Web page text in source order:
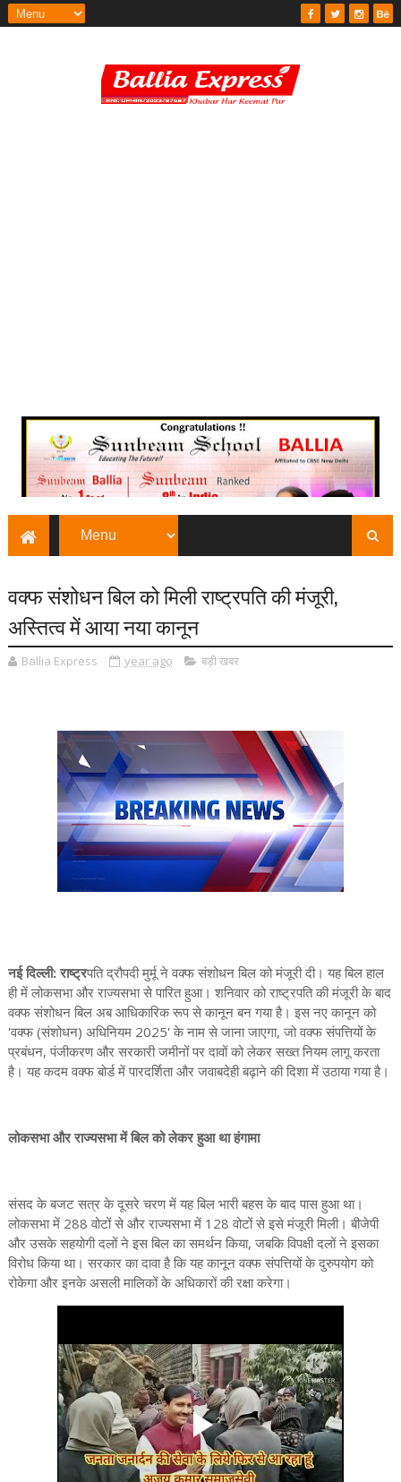
वक्फ संशोधन बिल को मिली राष्ट्रपति की मंजूरी,
अस्तित्व में आया नया कानून
Ballia Express year ago बड़ी खबर
नई दिल्ली: राष्ट्रपति द्रौपदी मुर्मू ने वक्फ संशोधन बिल को मंजूरी दी। यह बिल हाल
ही में लोकसभा और राज्यसभा से पारित हुआ। शनिवार को राष्ट्रपति की मंजूरी के बाद
वक्फ संशोधन बिल अब आधिकारिक रूप से कानून बन गया है। इस नए कानून को
'वक्फ (संशोधन) अधिनियम 2025' के नाम से जाना जाएगा, जो वक्फ संपत्तियों के
प्रबंधन, पंजीकरण और सरकारी जमीनों पर दावों को लेकर सख्त नियम लागू करता
है। यह कदम वक्फ बोर्ड में पारदर्शिता और जवाबदेही बढ़ाने की दिशा में उठाया गया है।
लोकसभा और राज्यसभा में बिल को लेकर हुआ था हंगामा
संसद के बजट सत्र के दूसरे चरण में यह बिल भारी बहस के बाद पास हुआ था।
लोकसभा में 288 वोटों से और राज्यसभा में 128 वोटों से इसे मंजूरी मिली। बीजेपी
और उसके सहयोगी दलों ने इस बिल का समर्थन किया, जबकि विपक्षी दलों ने इसका
विरोध किया था। सरकार का दावा है कि यह कानून वक्फ संपत्तियों के दुरुपयोग को
रोकेगा और इनके असली मालिकों के अधिकारों की रक्षा करेगा।